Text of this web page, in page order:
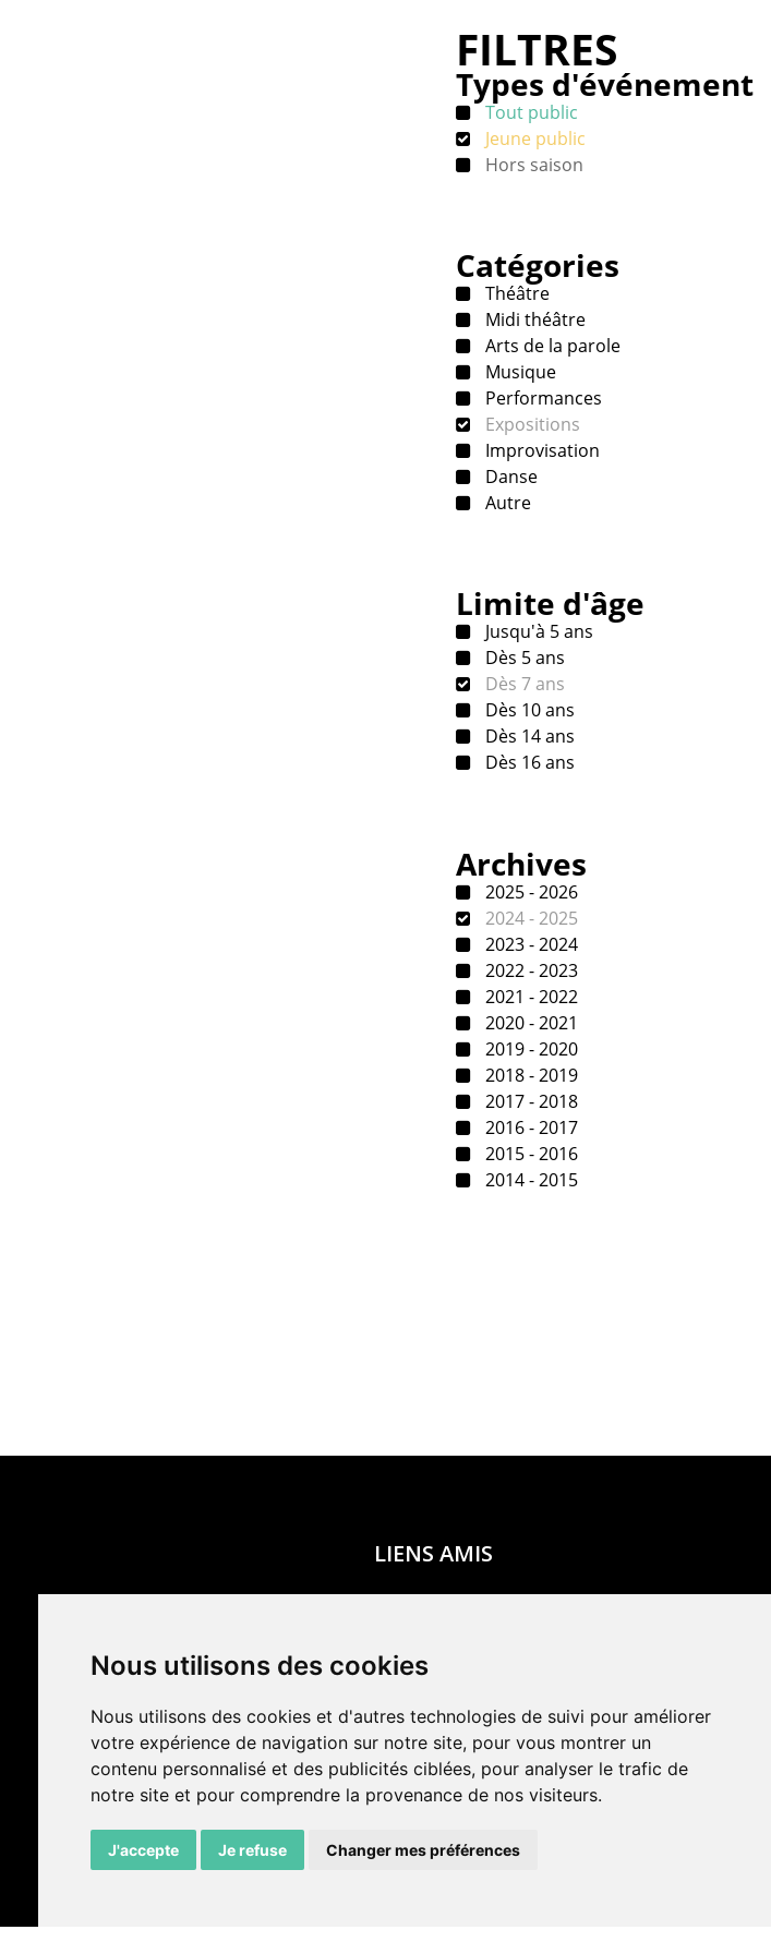
Nous utilisons des cookies
Nous utilisons des cookies et d'autres technologies de suivi pour améliorer
votre expérience de navigation sur notre site, pour vous montrer un
contenu personnalisé et des publicités ciblées, pour analyser le trafic de
notre site et pour comprendre la provenance de nos visiteurs.
J'accepte Je refuse Changer mes préférences
FILTRES
Types d'événement
Tout public
Jeune public
Hors saison
Catégories
Théâtre
Midi théâtre
Arts de la parole
Musique
Performances
Expositions
Improvisation
Danse
Autre
Limite d'âge
Jusqu'à 5 ans
Dès 5 ans
Dès 7 ans
Dès 10 ans
Dès 14 ans
Dès 16 ans
Archives
2025 - 2026
2024 - 2025
2023 - 2024
2022 - 2023
2021 - 2022
2020 - 2021
2019 - 2020
2018 - 2019
2017 - 2018
2016 - 2017
2015 - 2016
2014 - 2015
LIENS AMIS